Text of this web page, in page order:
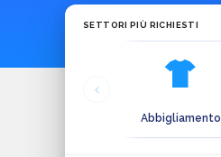
SETTORI PIÙ RICHIESTI
Abbigliamento